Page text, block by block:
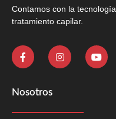
Contamos con la
tratamiento capilar.
Nosotros